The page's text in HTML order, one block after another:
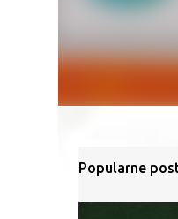
Popularne